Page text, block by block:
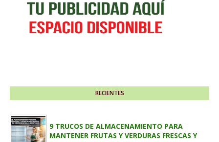
RECIENTES
9 TRUCOS DE ALMACENAMIENTO PARA
MANTENER FRUTAS Y VERDURAS FRESCAS Y